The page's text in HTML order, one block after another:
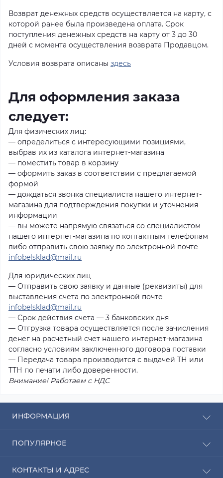
Возврат денежных средств осуществляется на карту, с
которой ранее была произведена оплата. Срок
поступления денежных средств на карту от 3 до 30
дней с момента осуществления возврата Продавцом.
Условия возврата описаны здесь
Для оформления заказа
следует:
Для физических лиц:
— определиться с интересующими позициями,
выбрав их из каталога интернет-магазина
— поместить товар в корзину
— оформить заказ в соответствии с предлагаемой
формой
— дождаться звонка специалиста нашего интернет-
магазина для подтверждения покупки и уточнения
информации
— вы можете напрямую связаться со специалистом
нашего интернет-магазина по контактным телефонам
либо отправить свою заявку по электронной почте
infobelsklad@mail.ru
Для юридических лиц
— Отправить свою заявку и данные (реквизиты) для
выставления счета по электронной почте
infobelsklad@mail.ru
— Срок действия счета — 3 банковских дня
— Отгрузка товара осуществляется после зачисления
денег на расчетный счет нашего интернет-магазина
согласно условиям заключенного договора поставки
— Передача товара производится с выдачей ТН или
ТТН по печати либо доверенности.
Внимание! Работаем с НДС
ИНФОРМАЦИЯ
Оплата
О компании
ПОПУЛЯРНОЕ
Насосы для воды
КОНТАКТЫ И АДРЕС